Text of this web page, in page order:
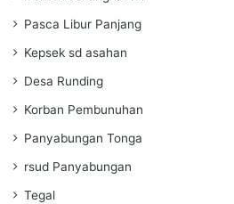
Pasca Libur Panjang
Kepsek sd asahan
Desa Runding
Korban Pembunuhan
Panyabungan Tonga
rsud Panyabungan
Tegal